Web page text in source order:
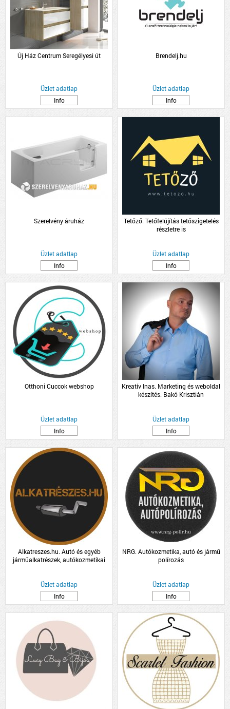
Új Ház Centrum Seregélyesi út
Üzlet adatlap
Info
Brendelj.hu
Üzlet adatlap
Info
Szerelvény áruház
Üzlet adatlap
Info
Tetőző. Tetőfelújítás tetőszigetelés
részletre is
Üzlet adatlap
Info
Otthoni Cuccok webshop
Üzlet adatlap
Info
Kreatív Inas. Marketing és weboldal
készítés. Bakó Krisztián
Üzlet adatlap
Info
Alkatreszes.hu. Autó és egyéb
járműalkatrészek, autókozmetikai
Üzlet adatlap
Info
NRG. Autókozmetika, autó és jármű
polírozás
Üzlet adatlap
Info